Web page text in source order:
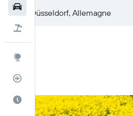
Meilleur moment pour voyager